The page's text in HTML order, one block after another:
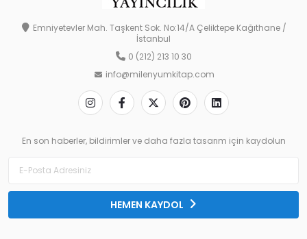
Emniyetevler Mah. Taşkent Sok. No:14/A Çeliktepe Kağıthane /
İstanbul
0 (212) 213 10 30
info@milenyumkitap.com
En son haberler, bildirimler ve daha fazla tasarım için kaydolun
HEMEN KAYDOL